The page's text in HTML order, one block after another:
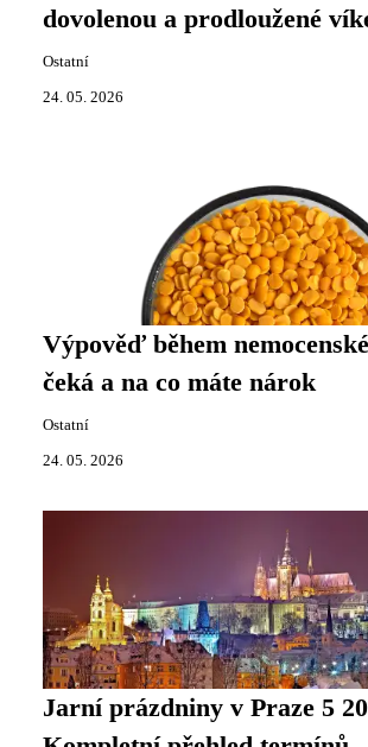
dovolenou a prodloužené
Ostatní
24. 05. 2026
Výpověď během
čeká a na co máte nárok
Ostatní
24. 05. 2026
Jarní prázdniny v Praze 5